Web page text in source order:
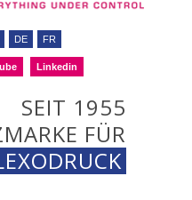
DE FR
Linkedin
SEIT 1955
FÜR